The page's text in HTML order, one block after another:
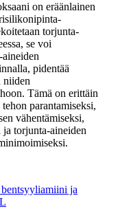
on eräänlainen
torjunta-
se voi
pidentää
niiden
Tämä on erittäin
parantamiseksi,
vähentämiseksi,
ja torjunta-aineiden